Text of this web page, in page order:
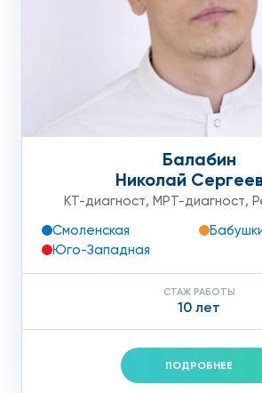
Балабин
Николай
КТ-диагност, МРТ-диагност,
Смоленская
Юго-Западная
СТАЖ РАБОТЫ
10 лет
ПОДРОБНЕЕ